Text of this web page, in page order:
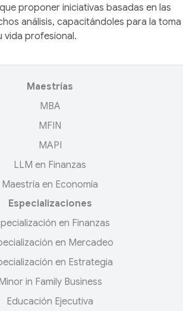
proponer iniciativas basadas en las
análisis, capacitándoles para la toma
vida profesional.
Maestrías
MBA
MFIN
MAPI
LLM en Finanzas
Maestría en Economía
Especializaciones
en Finanzas
en Mercadeo
en Estrategia
in Family Business
Educación Ejecutiva